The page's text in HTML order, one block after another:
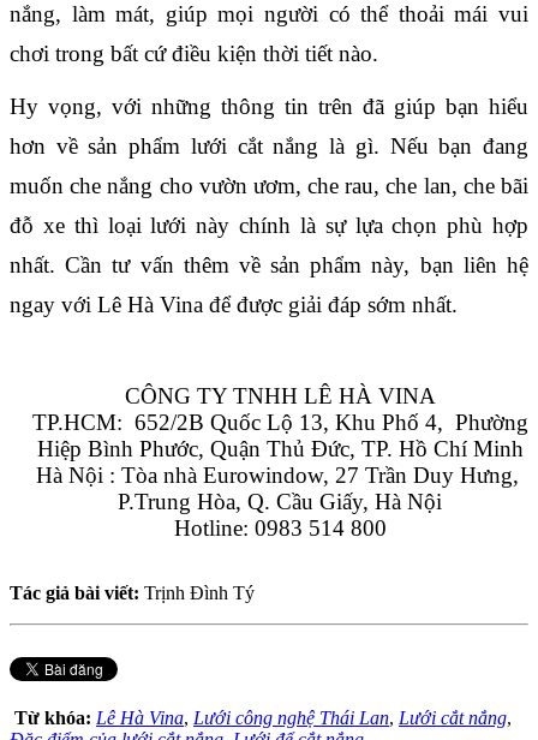
nắng, làm mát, giúp mọi người có thể thoải mái vui
chơi trong bất cứ điều kiện thời tiết nào.
Hy vọng, với những thông tin trên đã giúp bạn hiểu
hơn về sản phẩm lưới cắt nắng là gì. Nếu bạn đang
muốn che nắng cho vườn ươm, che rau, che lan, che bãi
đỗ xe thì loại lưới này chính là sự lựa chọn phù hợp
nhất. Cần tư vấn thêm về sản phẩm này, bạn liên hệ
ngay với Lê Hà Vina để được giải đáp sớm nhất.
CÔNG TY TNHH LÊ HÀ VINA
TP.HCM:  652/2B Quốc Lộ 13, Khu Phố 4,  Phường
Hiệp Bình Phước, Quận Thủ Đức, TP. Hồ Chí Minh
Hà Nội : Tòa nhà Eurowindow, 27 Trần Duy Hưng,
P.Trung Hòa, Q. Cầu Giấy, Hà Nội
Hotline: 0983 514 800
Tác giả bài viết: Trịnh Đình Tý
Từ khóa: Lê Hà Vina, Lưới công nghệ Thái Lan, Lưới cắt nắng,